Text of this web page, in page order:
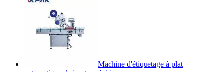
Machine d'étiquetage à plat